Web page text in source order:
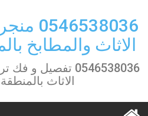
contentالاثاث والمطابخ
0546538036
الاثاث